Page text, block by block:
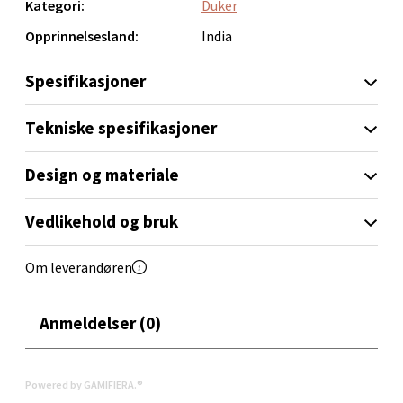
Kategori:
Duker
Opprinnelsesland:
India
Spesifikasjoner
Tekniske spesifikasjoner
Design og materiale
Vedlikehold og bruk
Om leverandøren
Anmeldelser (0)
Powered by GAMIFIERA.®
Orkanger - Thon Senter Orkanger
Thon Senter Orkanger, Orkdalsveien 113, 7300
Orkanger
Åpent i dag 09-20
0 i butikk